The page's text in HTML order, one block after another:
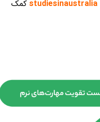
studiesinaustralia کمک